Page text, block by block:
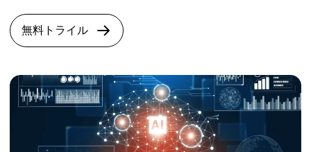
無料トライル